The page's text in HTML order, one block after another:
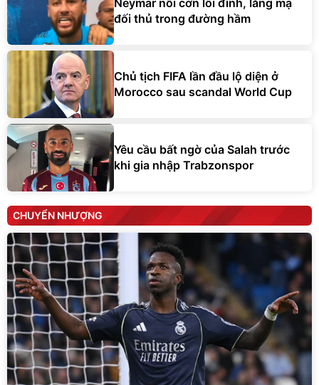
đối thủ trong đường hầm
Morocco sau scandal World Cup
khi gia nhập Trabzonspor
CHUYỂN NHƯỢNG